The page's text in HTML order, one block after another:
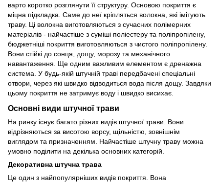
варто коротко розглянути її структуру. Основою покриття є
міцна підкладка. Саме до неї кріпляться волокна, які імітують
траву. Ці волокна виготовляються з сучасних полімерних
матеріалів - найчастіше з суміші поліестеру та поліпропілену,
бюджетніші покриття виготовляються з чистого поліпропілену.
Вони стійкі до сонця, дощу, морозу та механічного
навантаження. Ще одним важливим елементом є дренажна
система. У будь-якій штучній траві передбачені спеціальні
отвори, через які швидко відводиться вода після дощу. Завдяки
цьому покриття не затримує воду і швидко висихає.
Основні види штучної трави
На ринку існує багато різних видів штучної трави. Вони
відрізняються за висотою ворсу, щільністю, зовнішнім
виглядом та призначенням. Найчастіше штучну траву можна
умовно поділити на декілька основних категорій.
Декоративна штучна трава
Це один з найпопулярніших видів покриття. Вона